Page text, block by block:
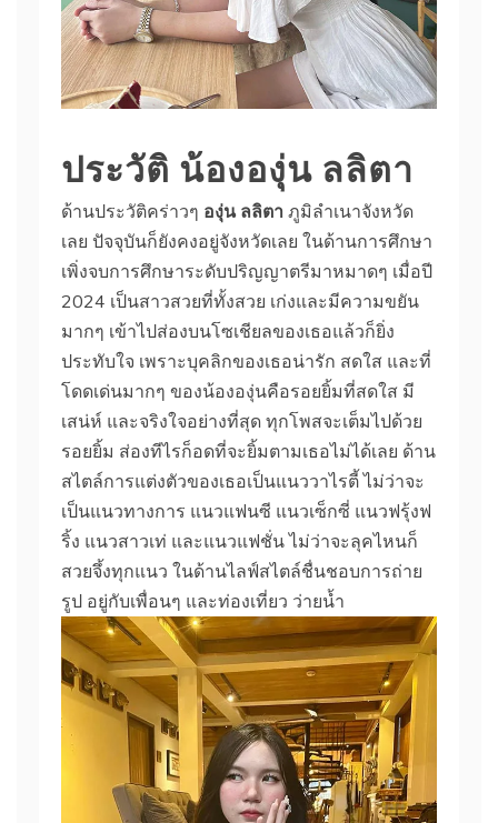
ประวัติ น้ององุ่น ลลิตา
ด้านประวัติคร่าวๆ องุ่น ลลิตา ภูมิลำเนาจังหวัด
เลย ปัจจุบันก็ยังคงอยู่จังหวัดเลย ในด้านการศึกษา
เพิ่งจบการศึกษาระดับปริญญาตรีมาหมาดๆ เมื่อปี
2024 เป็นสาวสวยที่ทั้งสวย เก่งและมีความขยัน
มากๆ เข้าไปส่องบนโซเชียลของเธอแล้วก็ยิ่ง
ประทับใจ เพราะบุคลิกของเธอน่ารัก สดใส และที่
โดดเด่นมากๆ ของน้ององุ่นคือรอยยิ้มที่สดใส มี
เสน่ห์ และจริงใจอย่างที่สุด ทุกโพสจะเต็มไปด้วย
รอยยิ้ม ส่องทีไรก็อดที่จะยิ้มตามเธอไม่ได้เลย ด้าน
สไตล์การแต่งตัวของเธอเป็นแนววาไรตี้ ไม่ว่าจะ
เป็นแนวทางการ แนวแฟนซี แนวเซ็กซี่ แนวฟรุ้งฟ
ริ้ง แนวสาวเท่ และแนวแฟชั่น ไม่ว่าจะลุคไหนก็
สวยจึ้งทุกแนว ในด้านไลฟ์สไตล์ชื่นชอบการถ่าย
รูป อยู่กับเพื่อนๆ และท่องเที่ยว ว่ายน้ำ